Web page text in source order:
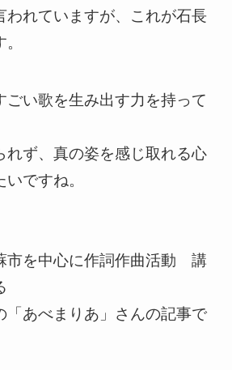
われていますが、これが石長
ごい歌を生み出す力を持って
れず、真の姿を感じ取れる心
ですね。
市を中心に作詞作曲活動 講
「あべまりあ」さんの記事で